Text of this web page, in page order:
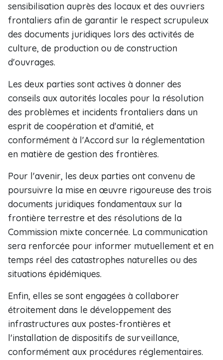
sensibilisation auprès des locaux et des ouvriers
frontaliers afin de garantir le respect scrupuleux
des documents juridiques lors des activités de
culture, de production ou de construction
d'ouvrages.
Les deux parties sont actives à donner des
conseils aux autorités locales pour la résolution
des problèmes et incidents frontaliers dans un
esprit de coopération et d'amitié, et
conformément à l'Accord sur la réglementation
en matière de gestion des frontières.
Pour l'avenir, les deux parties ont convenu de
poursuivre la mise en œuvre rigoureuse des trois
documents juridiques fondamentaux sur la
frontière terrestre et des résolutions de la
Commission mixte concernée. La communication
sera renforcée pour informer mutuellement et en
temps réel des catastrophes naturelles ou des
situations épidémiques.
Enfin, elles se sont engagées à collaborer
étroitement dans le développement des
infrastructures aux postes-frontières et
l'installation de dispositifs de surveillance,
conformément aux procédures réglementaires.